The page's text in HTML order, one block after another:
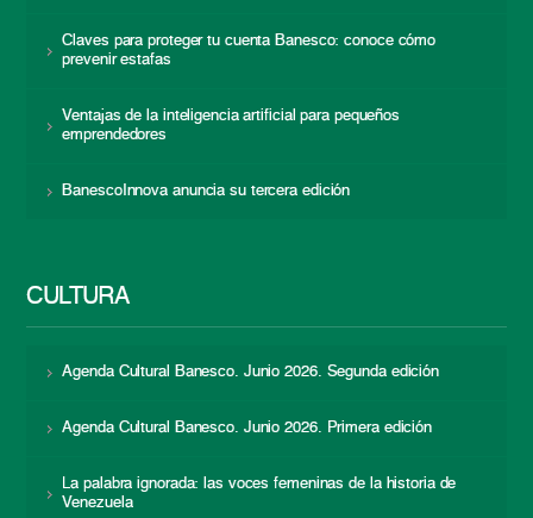
Claves para proteger tu cuenta Banesco: conoce cómo
prevenir estafas
Ventajas de la inteligencia artificial para pequeños
emprendedores
BanescoInnova anuncia su tercera edición
CULTURA
Agenda Cultural Banesco. Junio 2026. Segunda edición
Agenda Cultural Banesco. Junio 2026. Primera edición
La palabra ignorada: las voces femeninas de la historia de
Venezuela